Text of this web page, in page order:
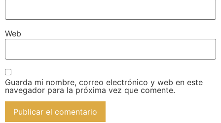
Web
Guarda mi nombre, correo electrónico y web en este
navegador para la próxima vez que comente.